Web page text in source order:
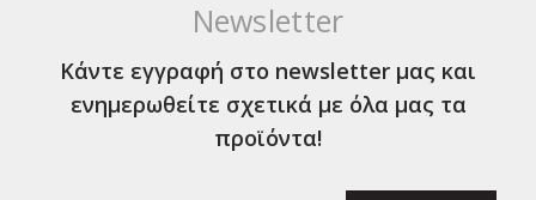
Newsletter
Κάντε εγγραφή στο newsletter μας και
ενημερωθείτε σχετικά με όλα μας τα
προϊόντα!